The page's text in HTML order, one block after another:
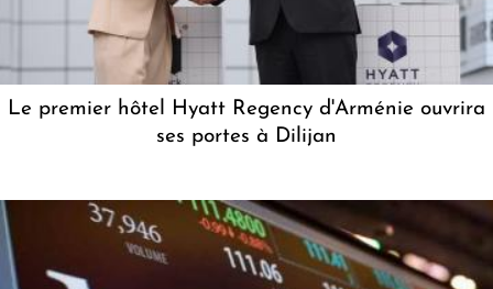
Le premier hôtel Hyatt Regency d'Arménie ouvrira
ses portes à Dilijan